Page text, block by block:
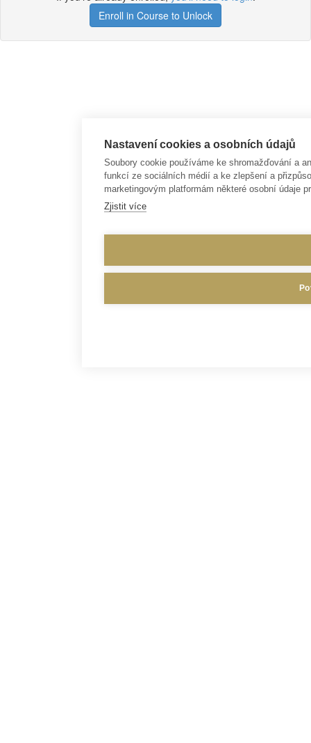
Enroll in Course to Unlock
Nastavení cookies a osobních údajů
Soubory cookie používáme ke shromažďování a
funkcí ze sociálních médií a ke zlepšení a
marketingovým platformám některé osobní údaje
Zjistit více